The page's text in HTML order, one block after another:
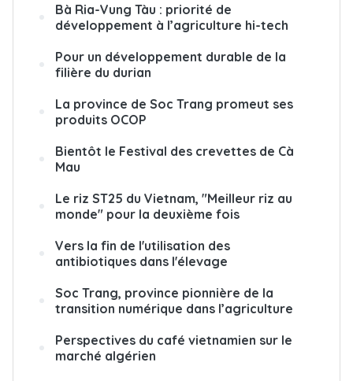
Bà Ria-Vung Tàu : priorité de
développement à l’agriculture hi-tech
Pour un développement durable de la
filière du durian
La province de Soc Trang promeut ses
produits OCOP
Bientôt le Festival des crevettes de Cà
Mau
Le riz ST25 du Vietnam, "Meilleur riz au
monde" pour la deuxième fois
Vers la fin de l'utilisation des
antibiotiques dans l'élevage
Soc Trang, province pionnière de la
transition numérique dans l’agriculture
Perspectives du café vietnamien sur le
marché algérien